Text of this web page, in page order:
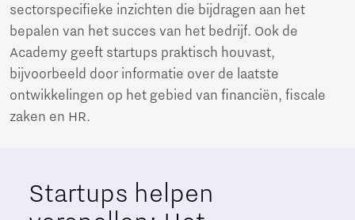
sectorspecifieke inzichten die bijdragen aan het
bepalen van het succes van het bedrijf. Ook de
Academy geeft startups praktisch houvast,
bijvoorbeeld door informatie over de laatste
ontwikkelingen op het gebied van financiën, fiscale
zaken en HR.
Startups helpen